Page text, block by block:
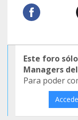
Este foro
Managers
Para poder
Accede